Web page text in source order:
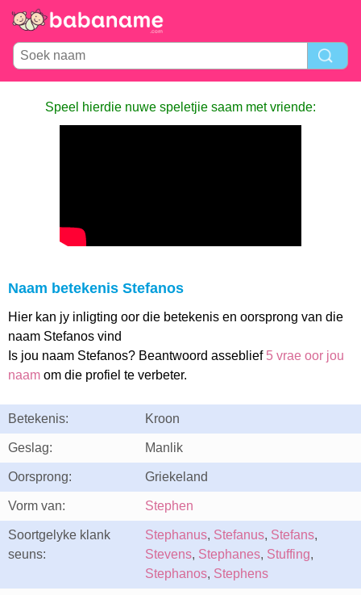
Speel hierdie nuwe speletjie saam met vriende:
Naam betekenis Stefanos
Hier kan jy inligting oor die betekenis en oorsprong van die
naam Stefanos vind
Is jou naam Stefanos? Beantwoord asseblief 5 vrae oor jou
naam om die profiel te verbeter.
Betekenis: Kroon
Geslag: Manlik
Oorsprong: Griekeland
Vorm van: Stephen
Soortgelyke klank
seuns:
Stephanus, Stefanus, Stefans,
Stevens, Stephanes, Stuffing,
Stephanos, Stephens